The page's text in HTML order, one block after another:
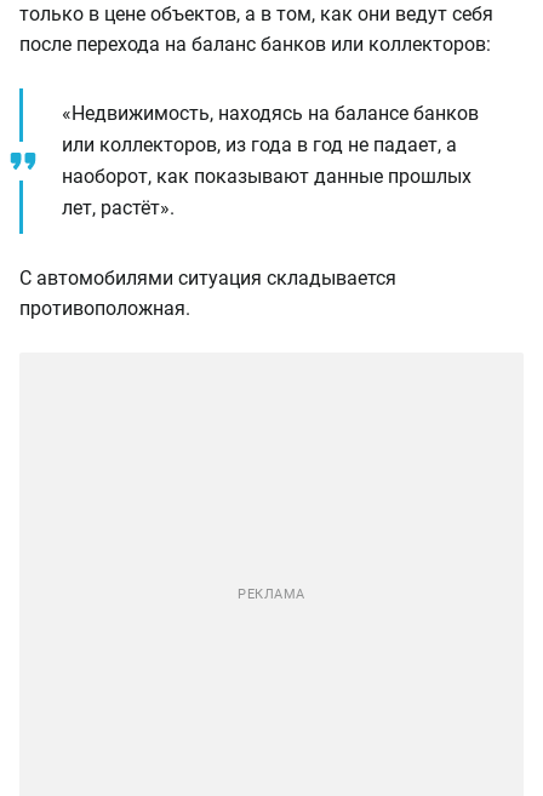
только в цене объектов, а в том, как они ведут себя
после перехода на баланс банков или коллекторов:
«Недвижимость, находясь на балансе банков
или коллекторов, из года в год не падает, а
наоборот, как показывают данные прошлых
лет, растёт».
С автомобилями ситуация складывается
противоположная.